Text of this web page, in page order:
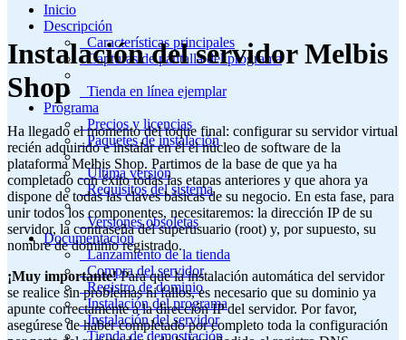
Inicio
Descripción
Características principales
Capturas de pantalla del programa
Tienda en línea ejemplar
Programa
Precios y licencias
Paquetes de instalación
Última versión
Requisitos del sistema
Versiones obsoletas
Documentación
Lanzamiento de la tienda
Compra del servidor
Registro de dominio
Instalación del programa
Instalación del servidor
Tienda de demostración
Instalación del servidor Melbis
Shop
Ha llegado el momento del toque final: configurar su servidor virtual
recién adquirido e instalar en él el núcleo de software de la
plataforma Melbis Shop. Partimos de la base de que ya ha
completado con éxito todas las etapas anteriores y que ahora ya
dispone de todas las claves básicas de su negocio. En esta fase, para
unir todos los componentes, necesitaremos: la dirección IP de su
servidor, la contraseña del superusuario (root) y, por supuesto, su
nombre de dominio registrado.
¡Muy importante!Para que la instalación automática del servidor
se realice sin problemas ni fallos, es necesario que su dominio ya
apunte correctamente a la dirección IP del servidor. Por favor,
asegúrese de haber completado por completo toda la configuración